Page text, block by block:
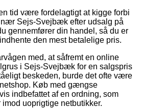
tid være fordelagtigt at kigge forbi
Sejs-Svejbæk efter udsalg på
gennemfører din handel, så du er
den mest betalelige pris.
med, at såfremt en online
i Sejs-Svejbæk for en salgspris
beskeden, burde det ofte være
Køb med gængse
indbefattet af en ordning, som
uoprigtige netbutikker.